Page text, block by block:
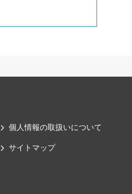
個人情報の取扱いについて
サイトマップ